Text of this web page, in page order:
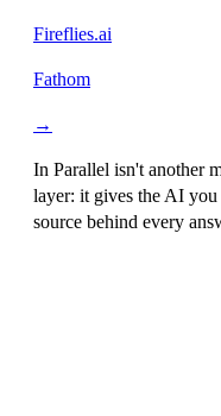
Fireflies.ai
Fathom
→
In Parallel isn't another
layer: it gives the AI you
source behind every